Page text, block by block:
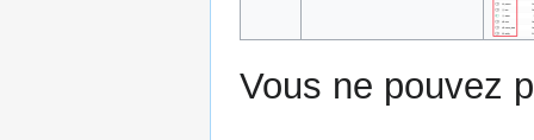
Vous ne pouvez